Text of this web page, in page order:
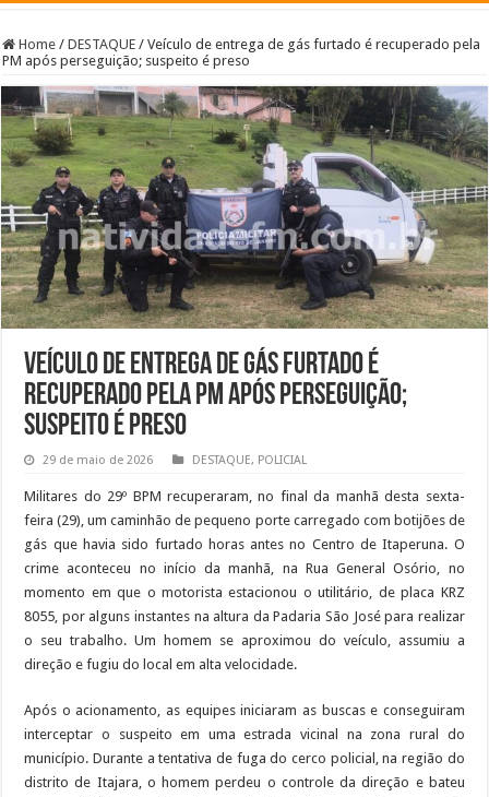
Home / DESTAQUE / Veículo de entrega de gás furtado é recuperado pela
PM após perseguição; suspeito é preso
Veículo de entrega de gás furtado é
recuperado pela PM após perseguição;
suspeito é preso
29 de maio de 2026 DESTAQUE, POLICIAL
Militares do 29º BPM recuperaram, no final da manhã desta sexta-
feira (29), um caminhão de pequeno porte carregado com botijões de
gás que havia sido furtado horas antes no Centro de Itaperuna. O
crime aconteceu no início da manhã, na Rua General Osório, no
momento em que o motorista estacionou o utilitário, de placa KRZ
8055, por alguns instantes na altura da Padaria São José para realizar
o seu trabalho. Um homem se aproximou do veículo, assumiu a
direção e fugiu do local em alta velocidade.
Após o acionamento, as equipes iniciaram as buscas e conseguiram
interceptar o suspeito em uma estrada vicinal na zona rural do
município. Durante a tentativa de fuga do cerco policial, na região do
distrito de Itajara, o homem perdeu o controle da direção e bateu